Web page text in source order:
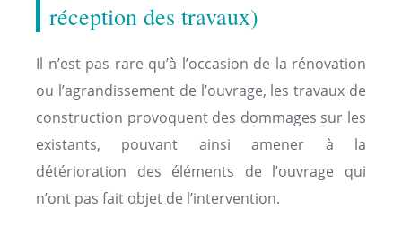
réception des travaux)
Il n’est pas rare qu’à l’occasion de la rénovation
ou l’agrandissement de l’ouvrage, les travaux de
construction provoquent des dommages sur les
existants, pouvant ainsi amener à la
détérioration des éléments de l’ouvrage qui
n’ont pas fait objet de l’intervention.